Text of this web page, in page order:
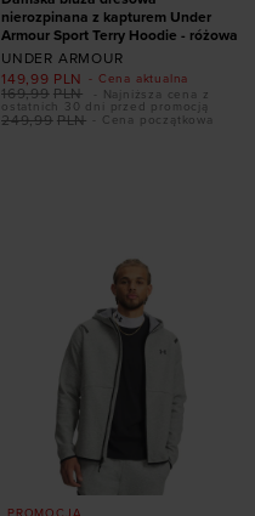
Dodaj produkt w
nierozpinana z kapturem Under
Armour Sport Terry Hoodie - różowa
UNDER ARMOUR
- Cena aktualna
149,99 PLN
- Cena początkowa
249,99 PLN
169,99 PLN
- Najniższa cena z
ostatnich 30 dni przed promocją